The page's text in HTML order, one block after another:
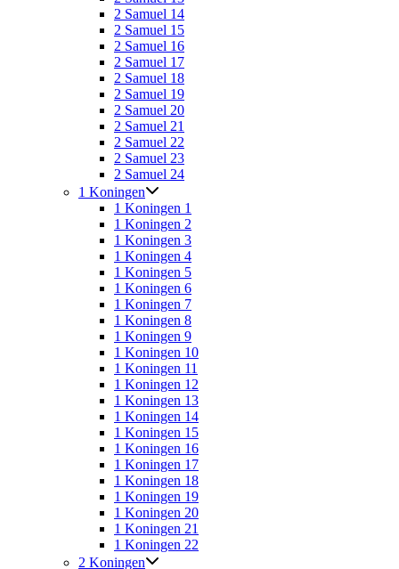
2 Samuel 14
2 Samuel 15
2 Samuel 16
2 Samuel 17
2 Samuel 18
2 Samuel 19
2 Samuel 20
2 Samuel 21
2 Samuel 22
2 Samuel 23
2 Samuel 24
1 Koningen
1 Koningen 1
1 Koningen 2
1 Koningen 3
1 Koningen 4
1 Koningen 5
1 Koningen 6
1 Koningen 7
1 Koningen 8
1 Koningen 9
1 Koningen 10
1 Koningen 11
1 Koningen 12
1 Koningen 13
1 Koningen 14
1 Koningen 15
1 Koningen 16
1 Koningen 17
1 Koningen 18
1 Koningen 19
1 Koningen 20
1 Koningen 21
1 Koningen 22
2 Koningen